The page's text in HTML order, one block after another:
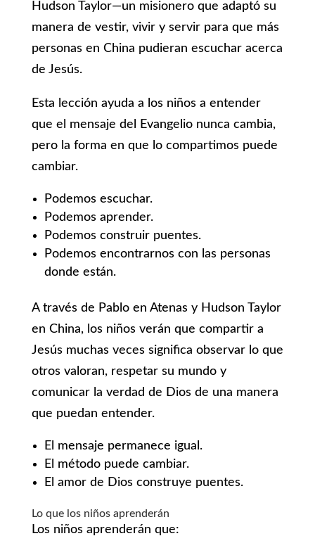
Hudson Taylor—un misionero que adaptó su
manera de vestir, vivir y servir para que más
personas en China pudieran escuchar acerca
de Jesús.
Esta lección ayuda a los niños a entender
que el mensaje del Evangelio nunca cambia,
pero la forma en que lo compartimos puede
cambiar.
Podemos escuchar.
Podemos aprender.
Podemos construir puentes.
Podemos encontrarnos con las personas
donde están.
A través de Pablo en Atenas y Hudson Taylor
en China, los niños verán que compartir a
Jesús muchas veces significa observar lo que
otros valoran, respetar su mundo y
comunicar la verdad de Dios de una manera
que puedan entender.
El mensaje permanece igual.
El método puede cambiar.
El amor de Dios construye puentes.
Lo que los niños aprenderán
Los niños aprenderán que: